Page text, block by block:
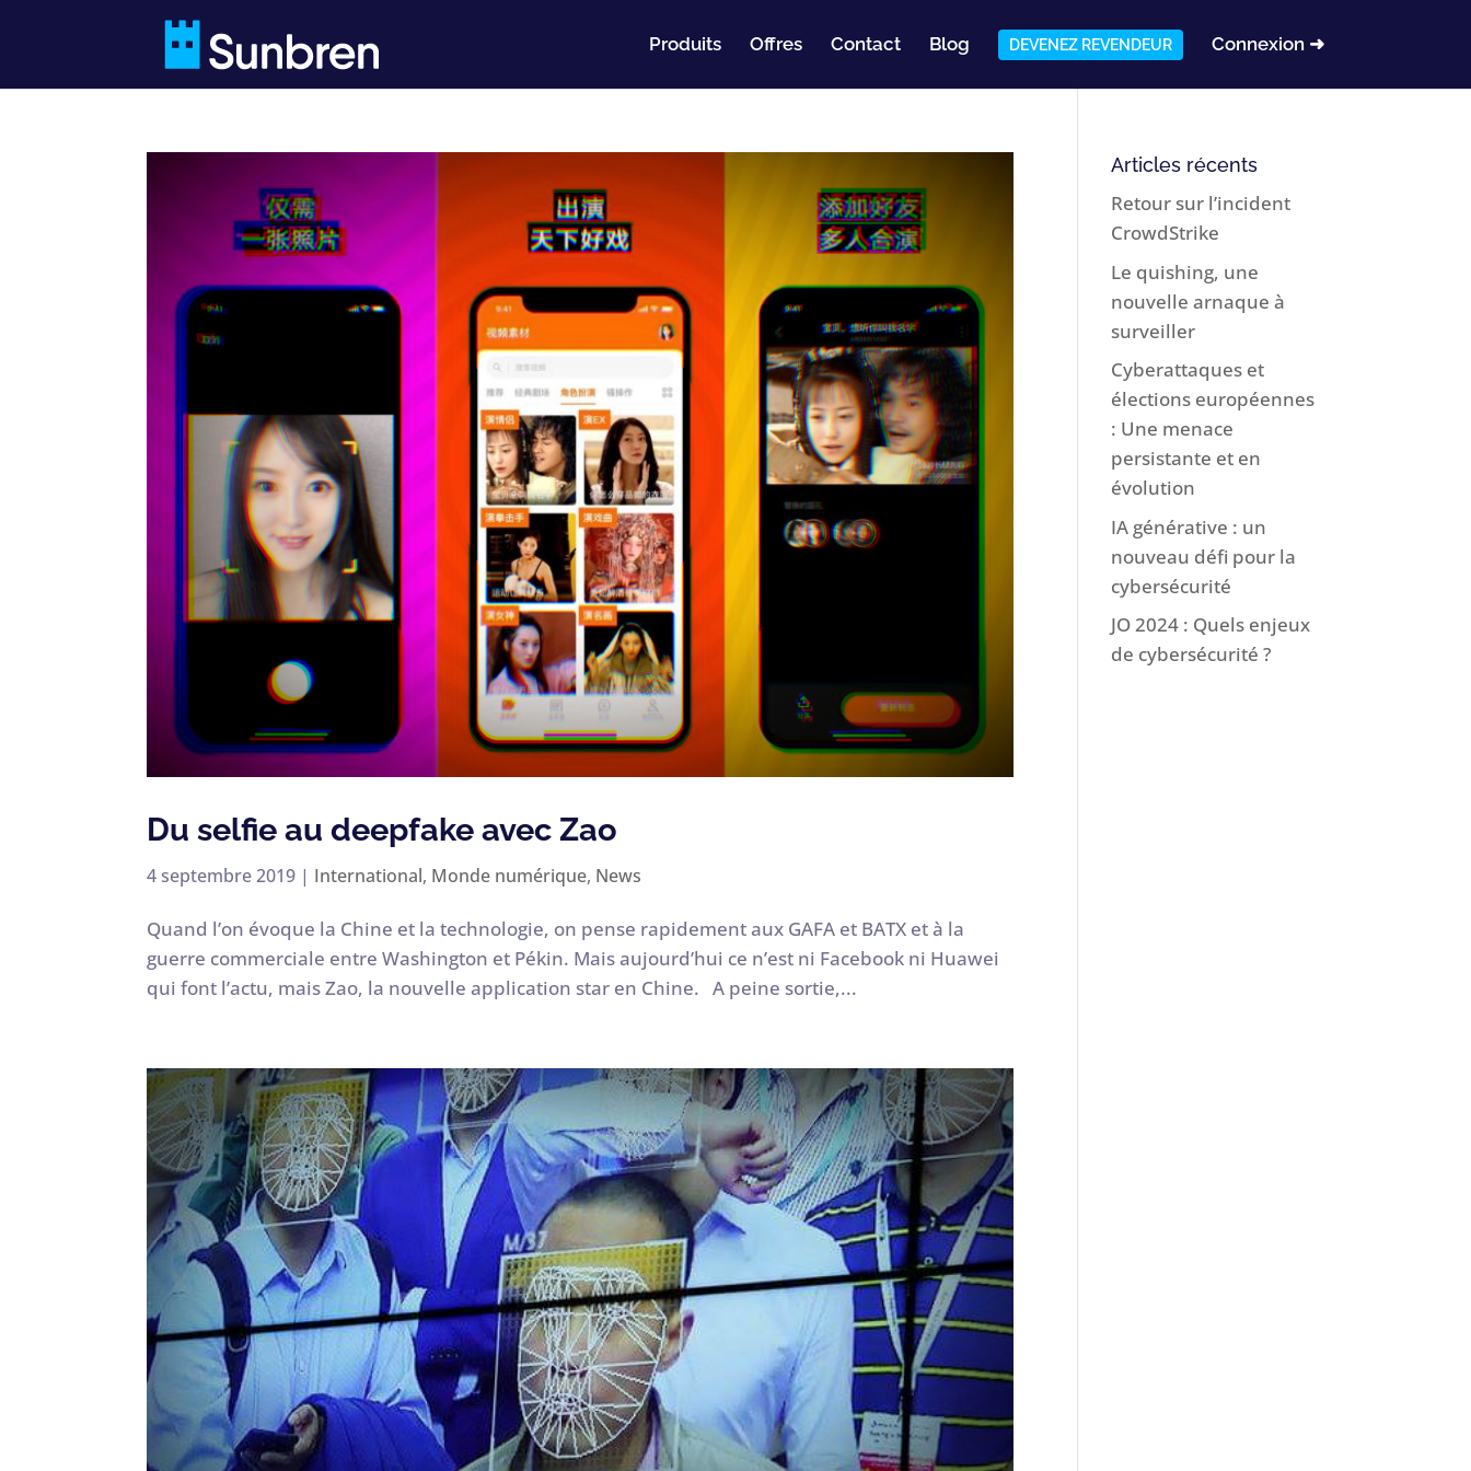
Produits Offres Contact Blog DEVENEZ REVENDEUR Connexion ➜
Du selfie au deepfake avec Zao
4 septembre 2019 | International, Monde numérique, News
Quand l’on évoque la Chine et la technologie, on pense rapidement aux GAFA et BATX et à la
guerre commerciale entre Washington et Pékin. Mais aujourd’hui ce n’est ni Facebook ni Huawei
qui font l’actu, mais Zao, la nouvelle application star en Chine. A peine sortie,...
Articles récents
Retour sur l’incident
CrowdStrike
Le quishing, une
nouvelle arnaque à
surveiller
Cyberattaques et
élections européennes
: Une menace
persistante et en
évolution
IA générative : un
nouveau défi pour la
cybersécurité
JO 2024 : Quels enjeux
de cybersécurité ?